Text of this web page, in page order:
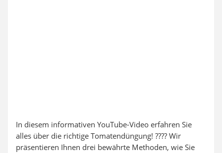
In diesem informativen YouTube-Video erfahren Sie
alles über die richtige Tomatendüngung! ???? Wir
präsentieren Ihnen drei bewährte Methoden, wie Sie